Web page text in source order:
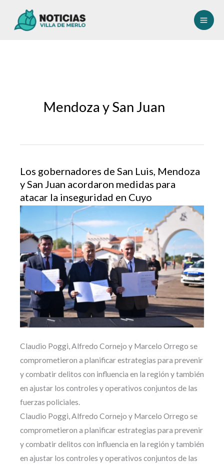
Mendoza y San Juan
Los gobernadores de San Luis, Mendoza
y San Juan acordaron medidas para
atacar la inseguridad en Cuyo
Claudio Poggi, Alfredo Cornejo y Marcelo Orrego se
comprometieron a planificar estrategias para prevenir
y combatir delitos con influencia en la región y también
en ajustar los controles y operativos conjuntos de las
fuerzas policiales.
Claudio Poggi, Alfredo Cornejo y Marcelo Orrego se
comprometieron a planificar estrategias para prevenir
y combatir delitos con influencia en la región y también
en ajustar los controles y operativos conjuntos de las